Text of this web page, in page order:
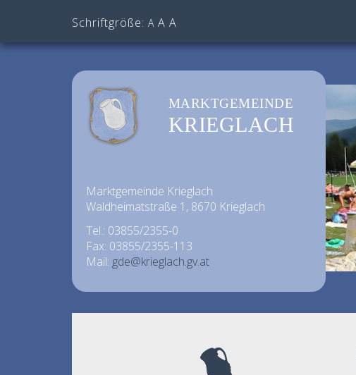
Schriftgröße: A A A
MARKTGEMEINDE
KRIEGLACH
Marktgemeinde Krieglach
Waldheimatstraße 1, 8670 Krieglach
Tel.: 03855/2355-0
Fax: 03855/2355-113
Mail: gde@krieglach.gv.at